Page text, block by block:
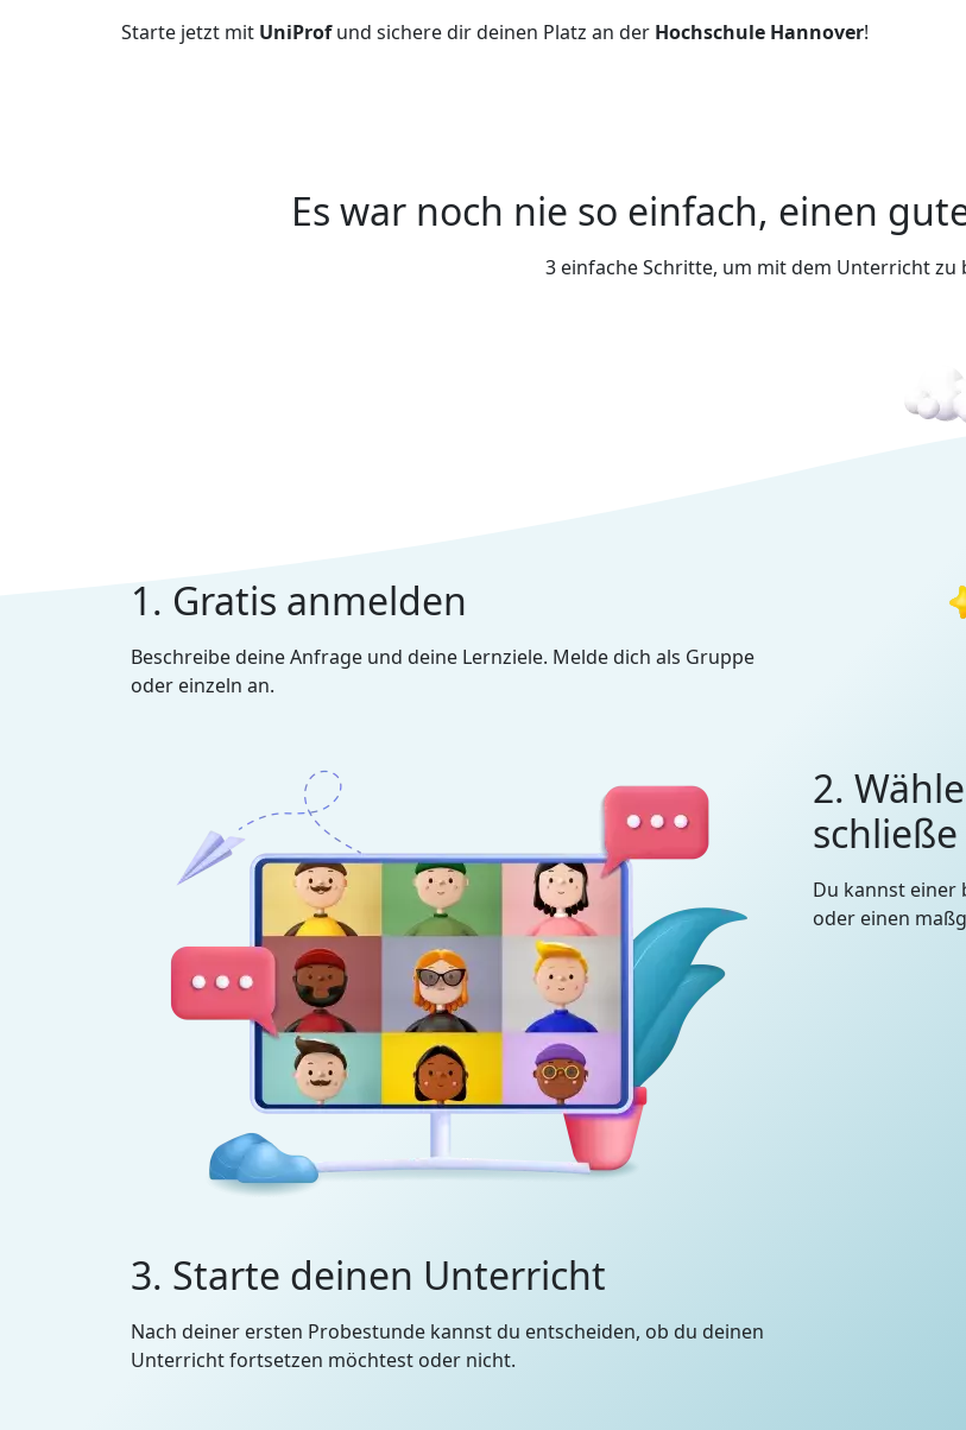
Starte jetzt mit UniProfund sichere dir deinen Platz an der Hochschule Hannover!
Es war noch nie so einfach, einen
3 einfache Schritte, um mit dem Unterricht zu
1. Gratis anmelden
Beschreibe deine Anfrage und deine Lernziele. Melde dich als Gruppe
oder einzeln an.
2.
Du kannst einer
oder einen
3. Starte deinen Unterricht
Nach deiner ersten Probestunde kannst du entscheiden, ob du deinen
Unterricht fortsetzen möchtest oder nicht.